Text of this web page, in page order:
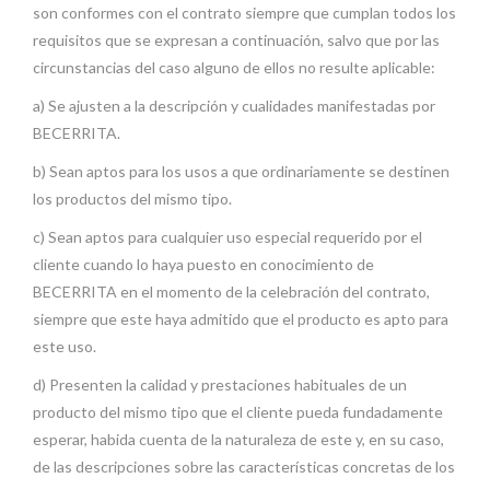
son conformes con el contrato siempre que cumplan todos los
requisitos que se expresan a continuación, salvo que por las
circunstancias del caso alguno de ellos no resulte aplicable:
a) Se ajusten a la descripción y cualidades manifestadas por
BECERRITA.
b) Sean aptos para los usos a que ordinariamente se destinen
los productos del mismo tipo.
c) Sean aptos para cualquier uso especial requerido por el
cliente cuando lo haya puesto en conocimiento de
BECERRITA en el momento de la celebración del contrato,
siempre que este haya admitido que el producto es apto para
este uso.
d) Presenten la calidad y prestaciones habituales de un
producto del mismo tipo que el cliente pueda fundadamente
esperar, habida cuenta de la naturaleza de este y, en su caso,
de las descripciones sobre las características concretas de los